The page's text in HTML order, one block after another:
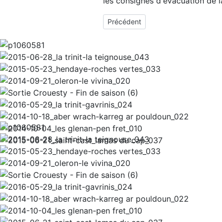
Article précédent : Règlement
Précédent